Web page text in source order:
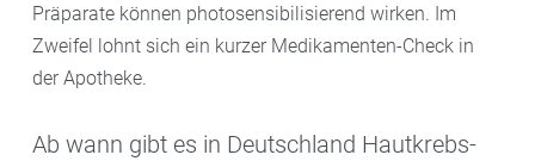
Präparate können photosensibilisierend wirken. Im
Zweifel lohnt sich ein kurzer Medikamenten-Check in
der Apotheke.
Ab wann gibt es in Deutschland Hautkrebs-